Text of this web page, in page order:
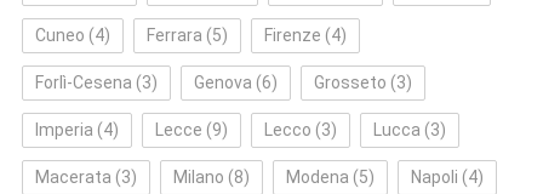
Cuneo (4) Ferrara (5) Firenze (4)
Forlì‑Cesena (3) Genova (6) Grosseto (3)
Imperia (4) Lecce (9) Lecco (3) Lucca (3)
Macerata (3) Milano (8) Modena (5) Napoli (4)